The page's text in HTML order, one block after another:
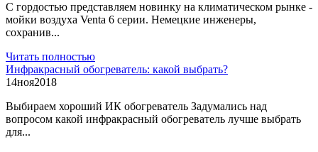
С гордостью представляем новинку на климатическом рынке -
мойки воздуха Venta 6 серии. Немецкие инженеры,
сохранив...
Читать полностью
Инфракрасный обогреватель: какой выбрать?
14ноя2018
Выбираем хороший ИК обогреватель Задумались над
вопросом какой инфракрасный обогреватель лучше выбрать
для...